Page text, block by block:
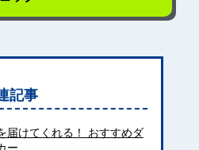
記事
届けてくれる！ おすすめダ